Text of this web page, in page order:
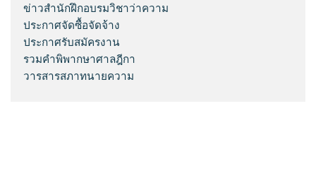
ข่าวสำนักฝึกอบรมวิชาว่าความ
ประกาศจัดซื้อจัดจ้าง
ประกาศรับสมัครงาน
รวมคำพิพากษาศาลฎีกา
วารสารสภาทนายความ